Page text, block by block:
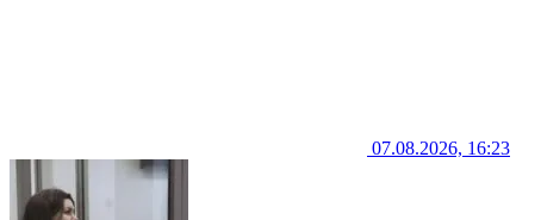
07.08.2026, 16:23